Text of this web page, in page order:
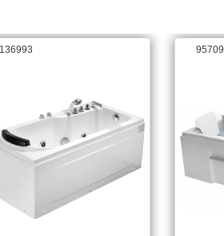
Каркас
Дезинфекция
Диаметр сливного отверстия
Защита от сухого пуска
Исполнение форсунок
136993 95709